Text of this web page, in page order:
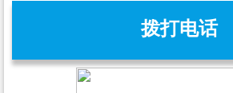
拨打电话